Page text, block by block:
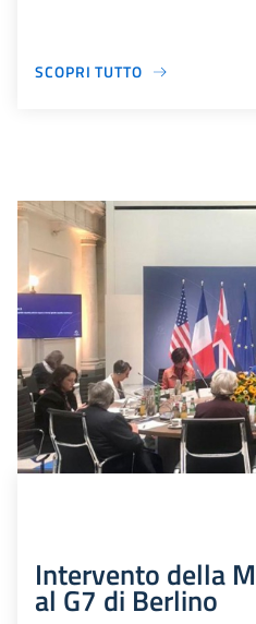
SCOPRI TUTTO
Intervento della
al G7 di Berlino